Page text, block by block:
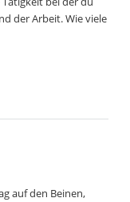
der Arbeit. Wie viele
auf den Beinen,